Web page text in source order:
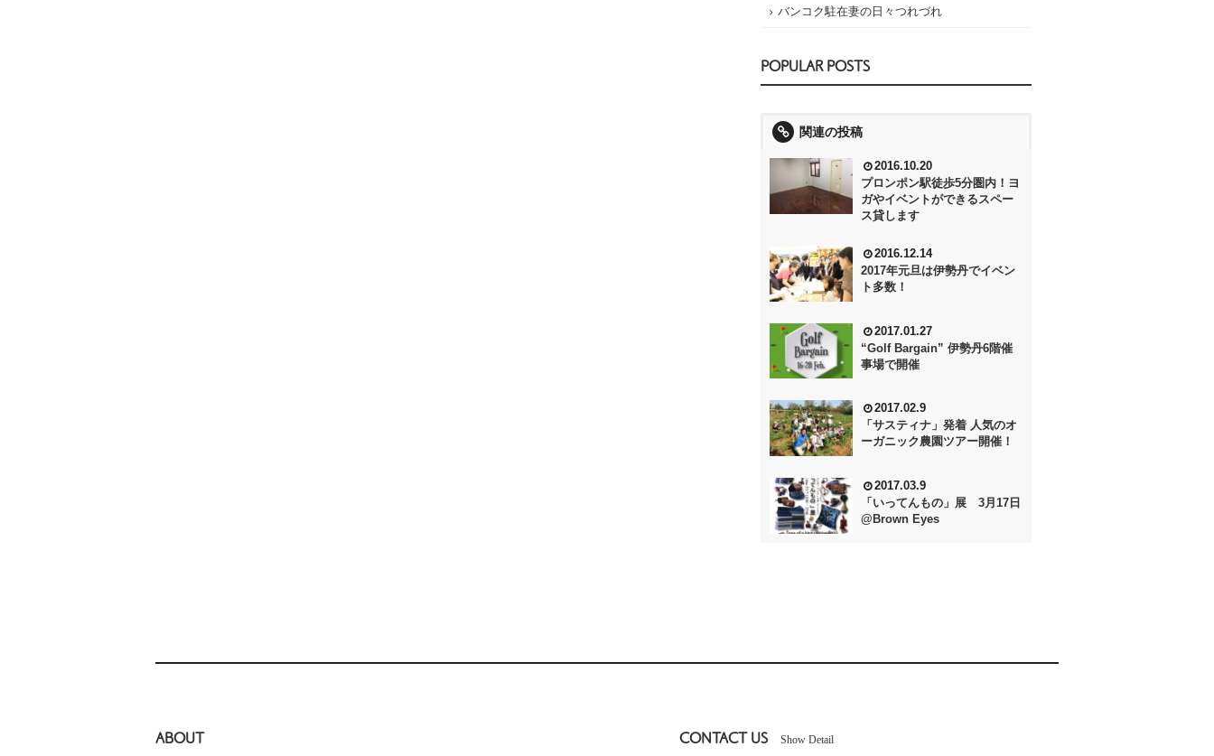
バンコク駐在妻の日々つれづれ
POPULAR POSTS
関連の投稿
2016.10.20
プロンポン駅徒歩5分圏内！ヨ
ガやイベントができるスペー
ス貸します
2016.12.14
2017年元旦は伊勢丹でイベン
ト多数！
2017.01.27
“Golf Bargain” 伊勢丹6階催
事場で開催
2017.02.9
「サスティナ」発着 人気のオ
ーガニック農園ツアー開催！
2017.03.9
「いってんもの」展 3月17日
@Brown Eyes
ABOUT CONTACT US Show Detail